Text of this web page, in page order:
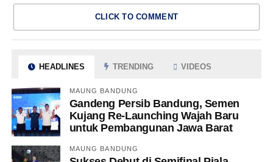
CLICK TO COMMENT
HEADLINES TRENDING VIDEOS
MAUNG BANDUNG
Gandeng Persib Bandung, Semen
Kujang Re-Launching Wajah Baru
untuk Pembangunan Jawa Barat
MAUNG BANDUNG